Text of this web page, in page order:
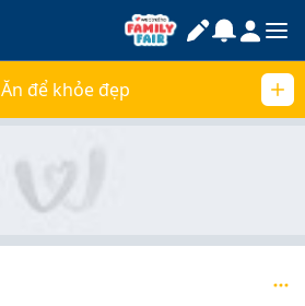
Ăn để khỏe đẹp